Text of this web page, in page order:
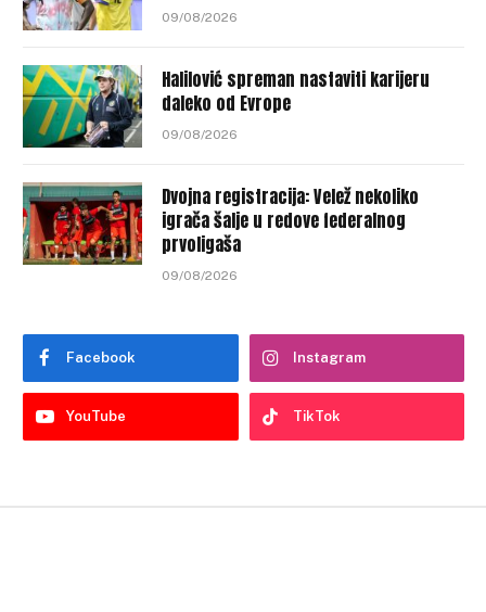
09/08/2026
Halilović spreman nastaviti karijeru
daleko od Evrope
09/08/2026
Dvojna registracija: Velež nekoliko
igrača šalje u redove federalnog
prvoligaša
09/08/2026
Facebook Instagram
YouTube TikTok